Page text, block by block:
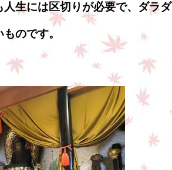
生には区切りが必要で、ダラダ
のです。